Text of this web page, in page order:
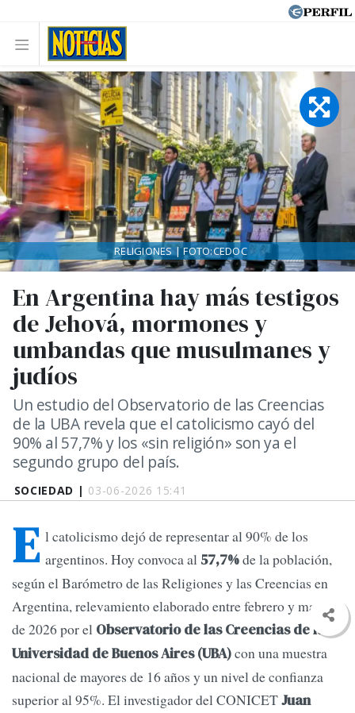
SOCIEDAD | 03-06-2026 15:41
En Argentina hay más testigos
de Jehová, mormones y
umbandas que musulmanes y
judíos
Un estudio del Observatorio de las Creencias
de la UBA revela que el catolicismo cayó del
90% al 57,7% y los «sin religión» son ya el
segundo grupo del país.
RELIGIONES | FOTO:CEDOC
E l catolicismo dejó de representar al 90% de los
argentinos. Hoy convoca al 57,7%de la población,
según el Barómetro de las Religiones y las Creencias en
Argentina, relevamiento elaborado entre febrero y marzo
de 2026 por el Observatorio de las Creencias de la
Universidad de Buenos Aires (UBA)con una muestra
nacional de mayores de 16 años y un nivel de confianza
superior al 95%. El investigador del CONICETJuan